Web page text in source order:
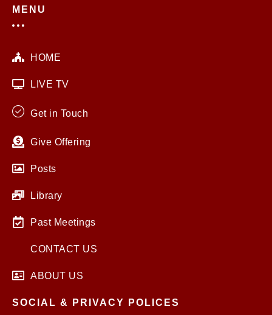
MENU
HOME
LIVE TV
Get in Touch
Give Offering
Posts
Library
Past Meetings
CONTACT US
ABOUT US
SOCIAL & PRIVACY POLICES